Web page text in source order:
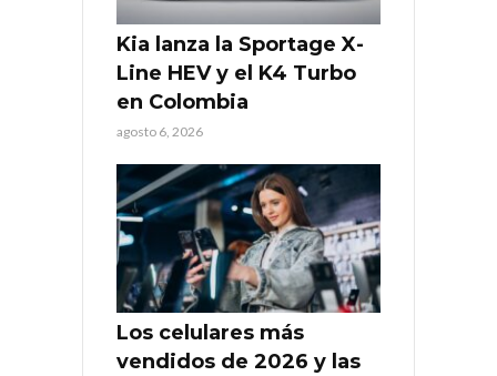
Kia lanza la Sportage X-
Line HEV y el K4 Turbo
en Colombia
agosto 6, 2026
Los celulares más
vendidos de 2026 y las